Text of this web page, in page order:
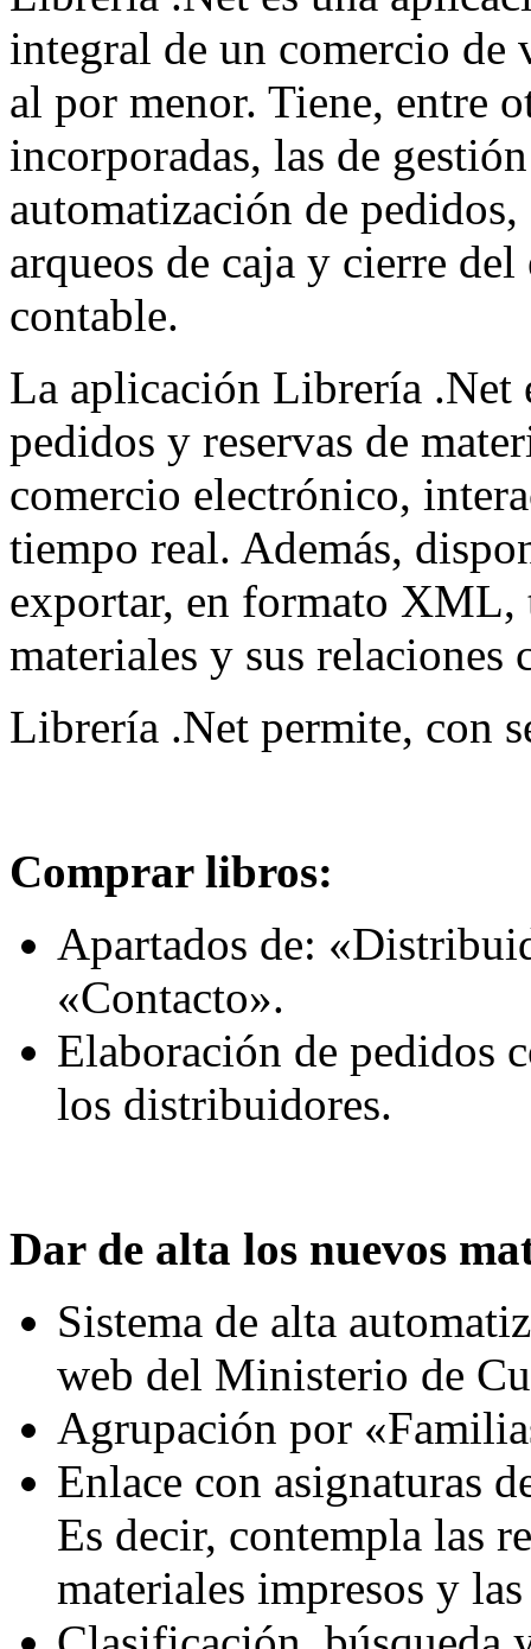
integral de un comercio de
al por menor. Tiene, entre
incorporadas, las de
automatización de
arqueos de caja y cierre
contable.
La aplicación Librería .Net
pedidos y reservas de
comercio electrónico,
tiempo real. Además,
exportar, en formato
materiales y sus relaciones
Librería .Net permite, con
Comprar libros:
Apartados de:
«Contacto».
Elaboración de pedidos
los distribuidores.
Dar de alta los nuevos
Sistema de alta
web del Ministerio de
Agrupación por
Enlace con asignaturas
Es decir, contempla las
materiales impresos y